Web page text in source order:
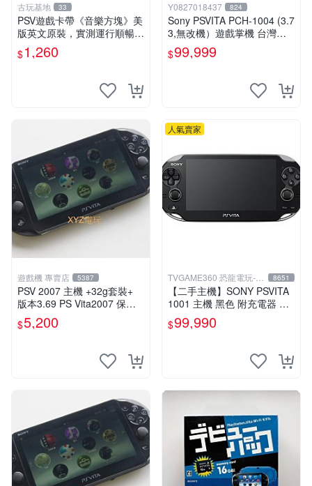
古玩基地 33
PSV遊戲卡帶《音樂方塊》美
版英文原裝，實測運行順暢，
圖示成色真實呈現，拍下即視
同確認。 音樂方塊 PSV 游戲
$1,260
Y0827018437 824
Sony PSVITA PCH-1004 (3.7
3,無改機）遊戲掌機 台灣公
司貨
$99,999
遊戲機 專賣店 5387
PSV 2007 主機 +32g套裝+
版本3.69 PS Vita2007 保修
一年 8成新
$5,200
人氣賣家
TVGAME360 恐龍電玩-台
中店
8651
【二手主機】SONY PSVITA
1001 主機 黑色 附充電器 US
B傳輸線 PS VITA PSV【台中
恐龍電玩】
$99,990